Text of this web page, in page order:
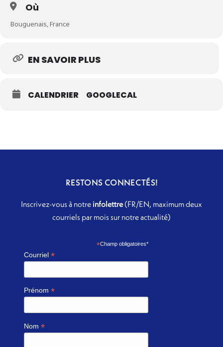
Où
Bouguenais, France
EN SAVOIR PLUS
CALENDRIER GOOGLECAL
RESTONS CONNECTÉS!
Inscrivez-vous à notre infolettre(FR/EN, maximum deux
courriels par mois sur notre actualité)
*Champ obligatoires*
Courriel*
Prénom*
Nom*